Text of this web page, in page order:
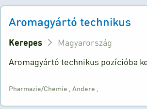
Aromagyártó technikus
Kerepes
Magyarország
Aromagyártó technikus pozícióba
Pharmazie/Chemie Andere